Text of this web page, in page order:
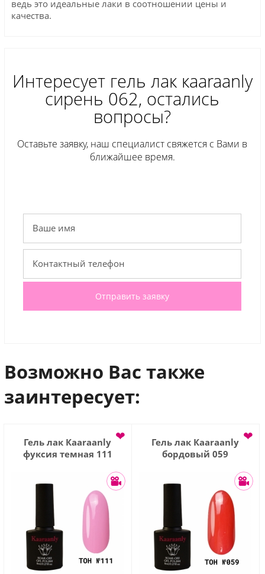
ведь это идеальные лаки в соотношении цены и
качества.
Интересует гель лак кaaraanly
сирень 062, остались
вопросы?
Оставьте заявку, наш специалист свяжется с Вами в
ближайшее время.
Отправить заявку
Возможно Вас также
заинтересует:
Гель лак Кaaraanly
фуксия темная 111
❤
Гель лак Кaaraanly
бордовый 059
❤